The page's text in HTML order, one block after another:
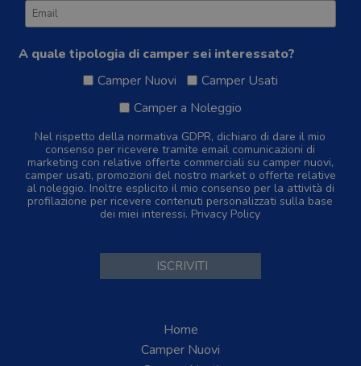
A quale tipologia di camper sei interessato?
Camper Nuovi
Camper Usati
Camper a Noleggio
Nel rispetto della normativa GDPR, dichiaro di dare il mio
consenso per ricevere tramite email comunicazioni di
marketing con relative offerte commerciali su camper nuovi,
camper usati, promozioni del nostro market o offerte relative
al noleggio. Inoltre esplicito il mio consenso per la attività di
profilazione per ricevere contenuti personalizzati sulla base
dei miei interessi. Privacy Policy
Home
Camper Nuovi